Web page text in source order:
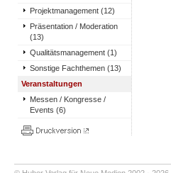
Projektmanagement (12)
Präsentation / Moderation
(13)
Qualitätsmanagement (1)
Sonstige Fachthemen (13)
Veranstaltungen
Messen / Kongresse /
Events (6)